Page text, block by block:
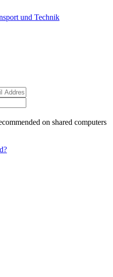
on shared computers